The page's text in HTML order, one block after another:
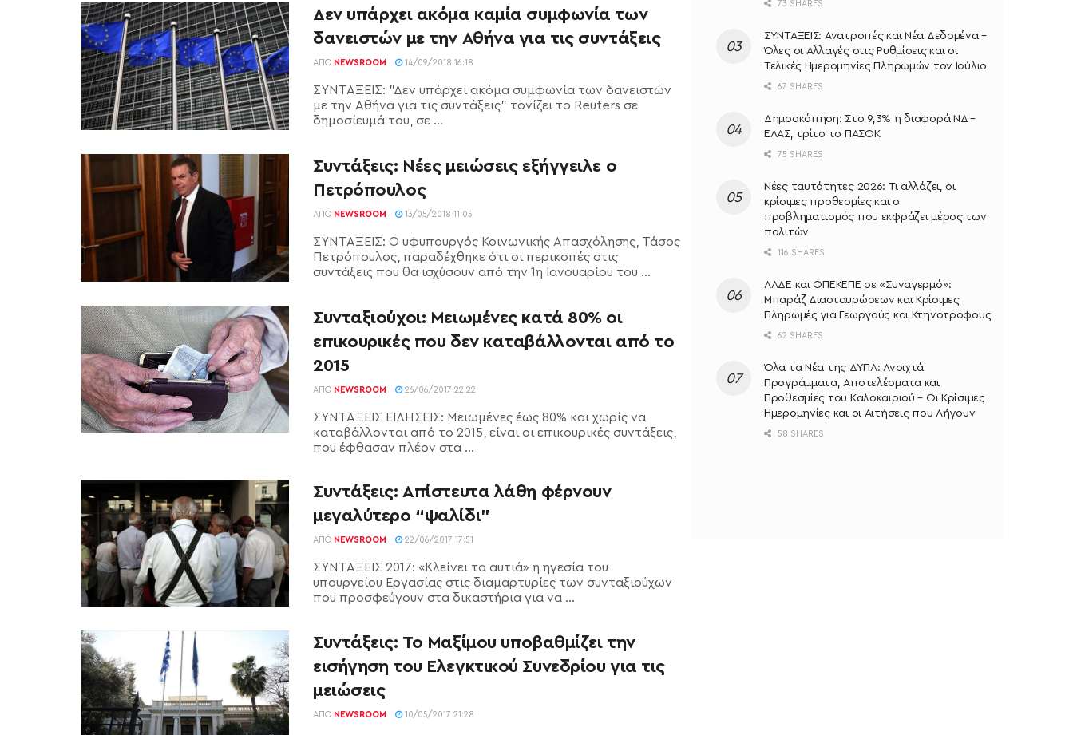
Δεν υπάρχει ακόμα καμία συμφωνία των
δανειστών με την Αθήνα για τις συντάξεις
ΑΠΌ NEWSROOM 14/09/2018 16:18
ΣΥΝΤΑΞΕΙΣ: "Δεν υπάρχει ακόμα συμφωνία των δανειστών
με την Αθήνα για τις συντάξεις" τονίζει το Reuters σε
δημοσίευμά του, σε ...
Συντάξεις: Νέες μειώσεις εξήγγειλε ο
Πετρόπουλος
ΑΠΌ NEWSROOM 13/05/2018 11:05
ΣΥΝΤΑΞΕΙΣ: Ο υφυπουργός Κοινωνικής Απασχόλησης, Τάσος
Πετρόπουλος, παραδέχθηκε ότι οι περικοπές στις
συντάξεις που θα ισχύσουν από την 1η Ιανουαρίου του ...
Συνταξιούχοι: Μειωμένες κατά 80% οι
επικουρικές που δεν καταβάλλονται από το
2015
ΑΠΌ NEWSROOM 26/06/2017 22:22
ΣΥΝΤΑΞΕΙΣ ΕΙΔΗΣΕΙΣ: Μειωμένες έως 80% και χωρίς να
καταβάλλονται από το 2015, είναι οι επικουρικές συντάξεις,
που έφθασαν πλέον στα ...
Συντάξεις: Απίστευτα λάθη φέρνουν
μεγαλύτερο “ψαλίδι”
ΑΠΌ NEWSROOM 22/06/2017 17:51
ΣΥΝΤΑΞΕΙΣ 2017: «Κλείνει τα αυτιά» η ηγεσία του
υπουργείου Εργασίας στις διαμαρτυρίες των συνταξιούχων
που προσφεύγουν στα δικαστήρια για να ...
Συντάξεις: Το Μαξίμου υποβαθμίζει την
εισήγηση του Ελεγκτικού Συνεδρίου για τις
μειώσεις
ΑΠΌ NEWSROOM 10/05/2017 21:28
73 SHARES
ΣΥΝΤΑΞΕΙΣ: Ανατροπές και Νέα Δεδομένα –
Όλες οι Αλλαγές στις Ρυθμίσεις και οι
Τελικές Ημερομηνίες Πληρωμών τον Ιούλιο
67 SHARES
Δημοσκόπηση: Στο 9,3% η διαφορά ΝΔ –
ΕΛΑΣ, τρίτο το ΠΑΣΟΚ
75 SHARES
Νέες ταυτότητες 2026: Τι αλλάζει, οι
κρίσιμες προθεσμίες και ο
προβληματισμός που εκφράζει μέρος των
πολιτών
116 SHARES
ΑΑΔΕ και ΟΠΕΚΕΠΕ σε «Συναγερμό»:
Μπαράζ Διασταυρώσεων και Κρίσιμες
Πληρωμές για Γεωργούς και Κτηνοτρόφους
62 SHARES
Όλα τα Νέα της ΔΥΠΑ: Ανοιχτά
Προγράμματα, Αποτελέσματα και
Προθεσμίες του Καλοκαιριού – Οι Κρίσιμες
Ημερομηνίες και οι Αιτήσεις που Λήγουν
58 SHARES